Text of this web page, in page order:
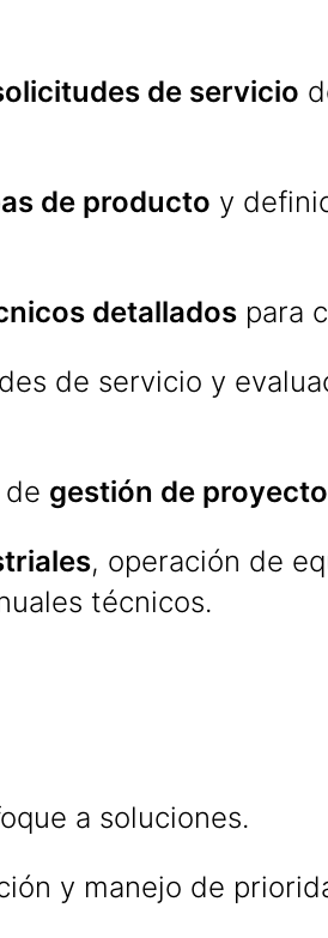
de servicio
de producto y
detallados para
de servicio y
gestión de
, operación de
técnicos.
a soluciones.
y manejo de